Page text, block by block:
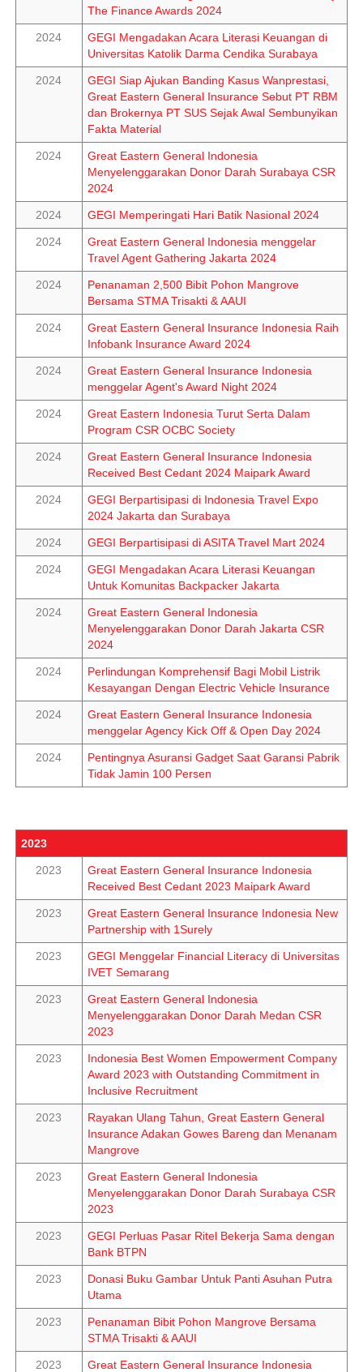
The Finance Awards 2024
2024
GEGI Mengadakan Acara Literasi Keuangan di
Universitas Katolik Darma Cendika Surabaya
2024
GEGI Siap Ajukan Banding Kasus Wanprestasi,
Great Eastern General Insurance Sebut PT RBM
dan Brokernya PT SUS Sejak Awal Sembunyikan
Fakta Material
2024
Great Eastern General Indonesia
Menyelenggarakan Donor Darah Surabaya CSR
2024
2024 GEGI Memperingati Hari Batik Nasional 2024
2024
Great Eastern General Indonesia menggelar
Travel Agent Gathering Jakarta 2024
2024
Penanaman 2,500 Bibit Pohon Mangrove
Bersama STMA Trisakti & AAUI
2024
Great Eastern General Insurance Indonesia Raih
Infobank Insurance Award 2024
2024
Great Eastern General Insurance Indonesia
menggelar Agent's Award Night 2024
2024
Great Eastern Indonesia Turut Serta Dalam
Program CSR OCBC Society
2024
Great Eastern General Insurance Indonesia
Received Best Cedant 2024 Maipark Award
2024
GEGI Berpartisipasi di Indonesia Travel Expo
2024 Jakarta dan Surabaya
2024 GEGI Berpartisipasi di ASITA Travel Mart 2024
2024
GEGI Mengadakan Acara Literasi Keuangan
Untuk Komunitas Backpacker Jakarta
2024
Great Eastern General Indonesia
Menyelenggarakan Donor Darah Jakarta CSR
2024
2024
Perlindungan Komprehensif Bagi Mobil Listrik
Kesayangan Dengan Electric Vehicle Insurance
2024
Great Eastern General Insurance Indonesia
menggelar Agency Kick Off & Open Day 2024
2024
Pentingnya Asuransi Gadget Saat Garansi Pabrik
Tidak Jamin 100 Persen
2023
2023
Great Eastern General Insurance Indonesia
Received Best Cedant 2023 Maipark Award
2023
Great Eastern General Insurance Indonesia New
Partnership with 1Surely
2023
GEGI Menggelar Financial Literacy di Universitas
IVET Semarang
2023
Great Eastern General Indonesia
Menyelenggarakan Donor Darah Medan CSR
2023
2023
Indonesia Best Women Empowerment Company
Award 2023 with Outstanding Commitment in
Inclusive Recruitment
2023
Rayakan Ulang Tahun, Great Eastern General
Insurance Adakan Gowes Bareng dan Menanam
Mangrove
2023
Great Eastern General Indonesia
Menyelenggarakan Donor Darah Surabaya CSR
2023
2023
GEGI Perluas Pasar Ritel Bekerja Sama dengan
Bank BTPN
2023
Donasi Buku Gambar Untuk Panti Asuhan Putra
Utama
2023
Penanaman Bibit Pohon Mangrove Bersama
STMA Trisakti & AAUI
2023
Great Eastern General Insurance Indonesia